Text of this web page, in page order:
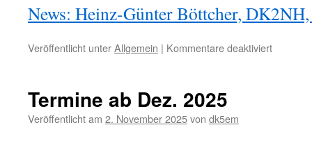
News: Heinz-Günter Böttcher,
Veröffentlicht unterAllgemein | Kommentare deaktiviertfür
Termine ab Dez. 2025
Veröffentlicht am 2. November 2025von dk5em